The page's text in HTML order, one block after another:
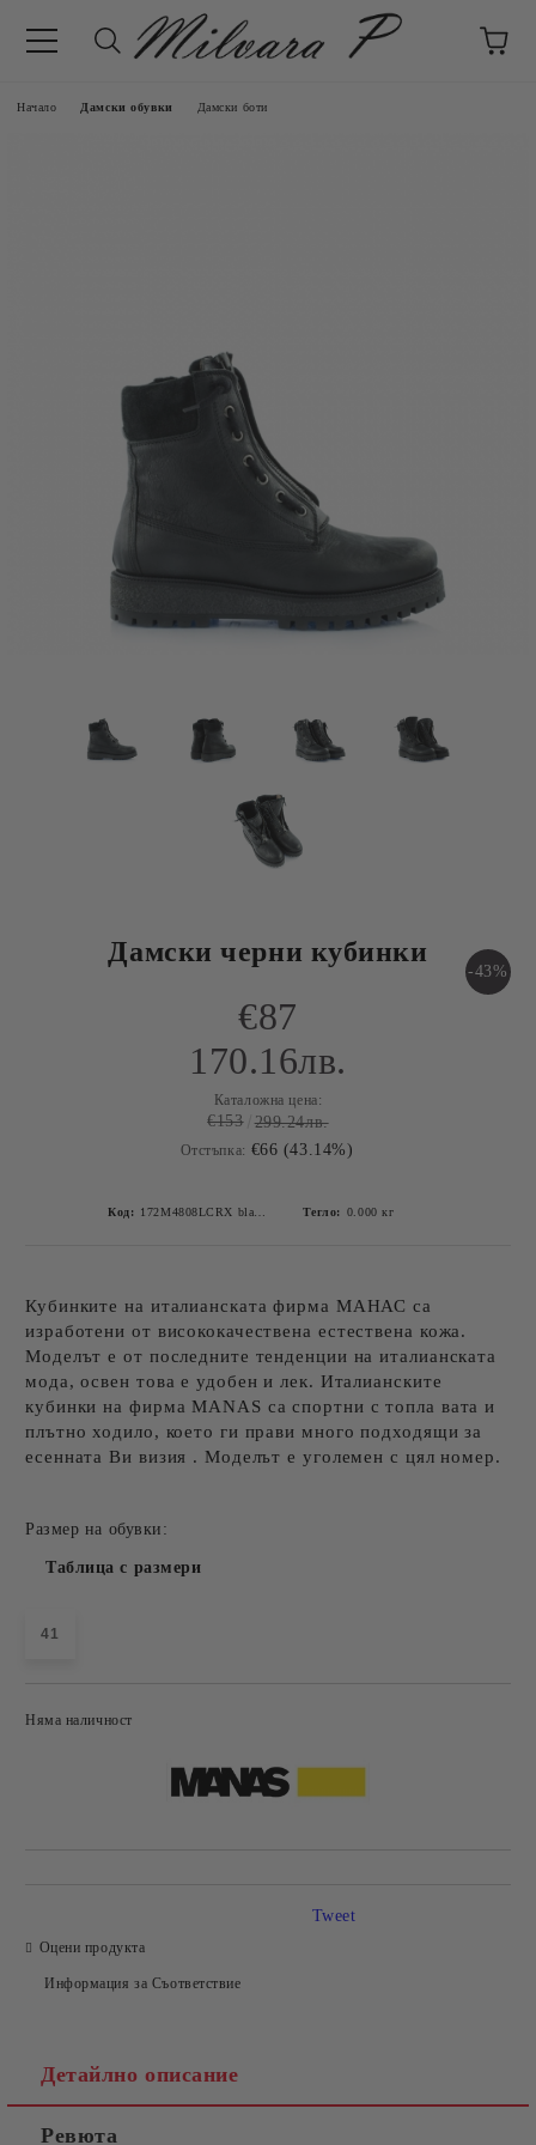
Начало Дамски обувки Дамски боти
Дамски черни кубинки
-43%
€87
170.16лв.
Каталожна цена:
€153 299.24лв.
Отстъпка: €66 (43.14%)
Код: Тегло: 0.000 кг
Кубинките на италианската фирма МАНАС са
изработени от висококачествена естествена кожа.
Моделът е от последните тенденции на италианската
мода, освен това е удобен и лек. Италианските
кубинки на фирма MANAS са спортни с топла вата и
плътно ходило, което ги прави много подходящи за
есенната Ви визия . Моделът е уголемен с цял номер.
Размер на обувки:
Таблица с размери
41
Няма наличност
Оцени продукта
Информация за Съответствие
Tweet
Детайлно описание
Ревюта